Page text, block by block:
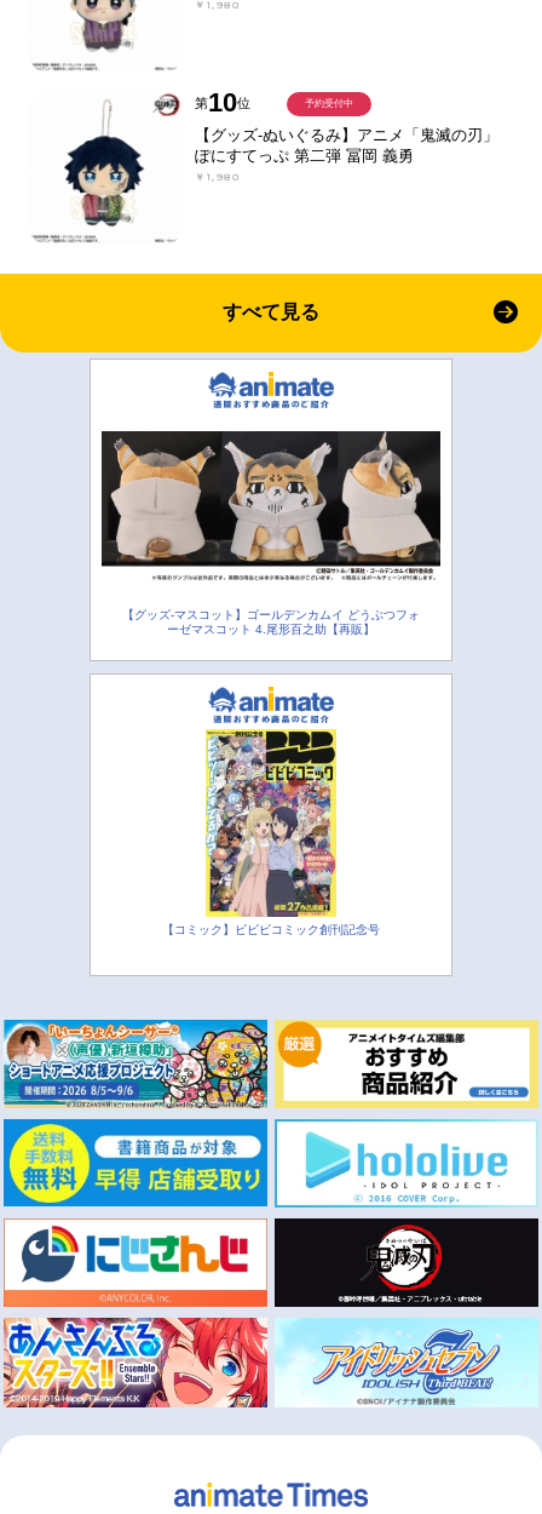
￥1,980
第10位
【グッズ-ぬいぐるみ】アニメ「鬼滅の刃」
ぽにすてっぷ 第二弾 冨岡 義勇
￥1,980
予約受付中
すべて見る
【グッズ-マスコット】ゴールデンカムイ どうぶつフォ
ーゼマスコット 4.尾形百之助【再販】
【コミック】ビビビコミック創刊記念号